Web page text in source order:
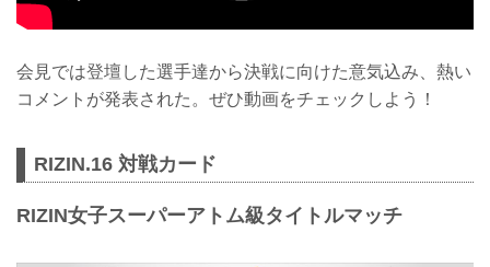
会見では登壇した選手達から決戦に向けた意気込み、熱い
コメントが発表された。ぜひ動画をチェックしよう！
RIZIN.16 対戦カード
RIZIN女子スーパーアトム級タイトルマッチ